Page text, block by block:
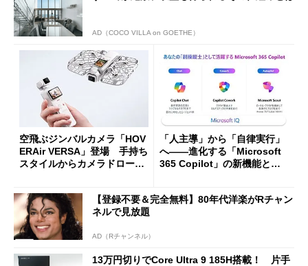
AD（COCO VILLA on GOETHE）
空飛ぶジンバルカメラ「HOV
ERAir VERSA」登場 手持ち
スタイルからカメラドローン
「人主導」から「自律実行」
へ――進化する「Microsoft
365 Copilot」の新機能とエ
【登録不要＆完全無料】80年代洋楽がRチャン
ネルで見放題
AD（Rチャンネル）
13万円切りでCore Ultra 9 185H搭載！ 片手